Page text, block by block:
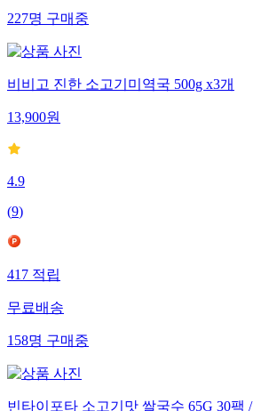
227명구매중
비비고 진한 소고기미역국 500g x3개
13,900원
4.9
(9)
417적립
무료배송
158명구매중